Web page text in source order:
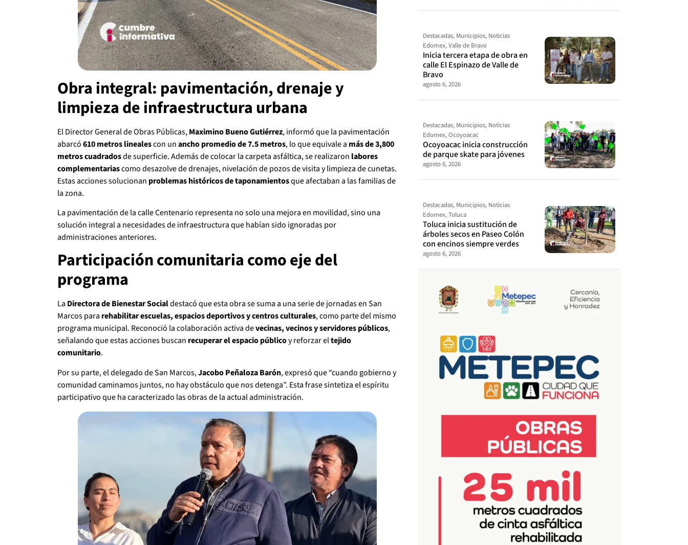
Obra integral: pavimentación, drenaje y
limpieza de infraestructura urbana
El Director General de Obras Públicas,Maximino Bueno Gutiérrez, informó que la pavimentación
abarcó610 metros linealescon unancho promedio de 7.5 metros, lo que equivale a más de 3,800
metros cuadradosde superficie. Además de colocar la carpeta asfáltica, se realizaron labores
complementariascomo desazolve de drenajes, nivelación de pozos de visita y limpieza de cunetas.
Estas acciones solucionan problemas históricos de taponamientosque afectaban a las familias de
la zona.
La pavimentación de la calle Centenario representa no solo una mejora en movilidad, sino una
solución integral a necesidades de infraestructura que habían sido ignoradas por
administraciones anteriores.
Participación comunitaria como eje del
programa
La Directora de Bienestar Socialdestacó que esta obra se suma a una serie de jornadas en San
Marcos para rehabilitar escuelas, espacios deportivos y centros culturales, como parte del mismo
programa municipal. Reconoció la colaboración activa devecinas, vecinos y servidores públicos,
señalando que estas acciones buscan recuperar el espacio públicoy reforzar eltejido
comunitario.
Por su parte, el delegado de San Marcos,Jacobo Peñaloza Barón, expresó que “cuando gobierno y
comunidad caminamos juntos, no hay obstáculo que nos detenga”. Esta frase sintetiza el espíritu
participativo que ha caracterizado las obras de la actual administración.
Destacadas, Municipios, Noticias
Edomex,Valle de Bravo
Inicia tercera etapa de obra en
calle El Espinazo de Valle de
Bravo
agosto 6, 2026
Destacadas, Municipios, Noticias
Edomex,Ocoyoacac
Ocoyoacac inicia construcción
de parque skate para jóvenes
agosto 6, 2026
Destacadas, Municipios, Noticias
Edomex,Toluca
Toluca inicia sustitución de
árboles secos en Paseo Colón
con encinos siempre verdes
agosto 6, 2026